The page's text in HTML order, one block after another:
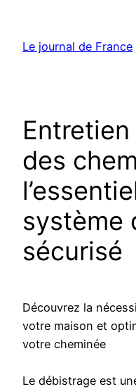
contenu
Le journal de France
des
système
sécurisé
Découvrez la
votre maison et
votre cheminée
Le débistrage est